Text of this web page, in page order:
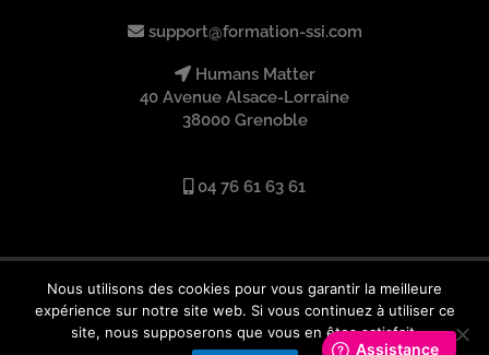
support@formation-ssi.com
Humans Matter
40 Avenue Alsace-Lorraine
38000 Grenoble
04 76 61 63 61
L
i
n
Nous utilisons des cookies pour vous garantir la meilleure
expérience sur notre site web. Si vous continuez à utiliser ce
site, nous supposerons que vous en êtes satisfait.